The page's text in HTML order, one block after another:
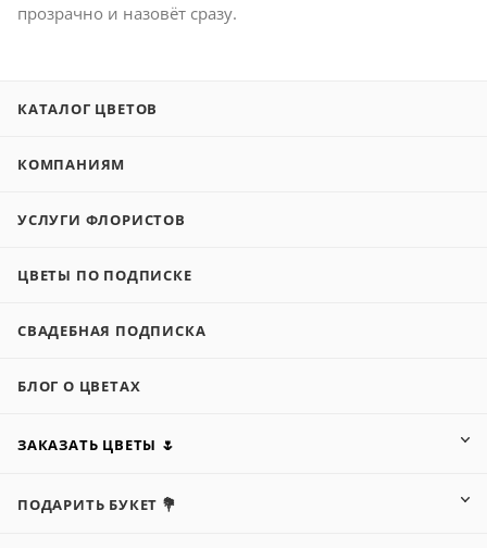
прозрачно и назовёт сразу.
КАТАЛОГ ЦВЕТОВ
КОМПАНИЯМ
УСЛУГИ ФЛОРИСТОВ
ЦВЕТЫ ПО ПОДПИСКЕ
СВАДЕБНАЯ ПОДПИСКА
БЛОГ О ЦВЕТАХ
ЗАКАЗАТЬ ЦВЕТЫ 🌷
ПОДАРИТЬ БУКЕТ 💐